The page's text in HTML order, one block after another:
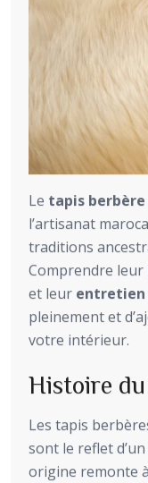
Le tapis berbère
l’artisanat
traditions
Comprendre leur
et leur entretien
pleinement et
votre intérieur.
Histoire
Les tapis
sont le reflet
origine remonte